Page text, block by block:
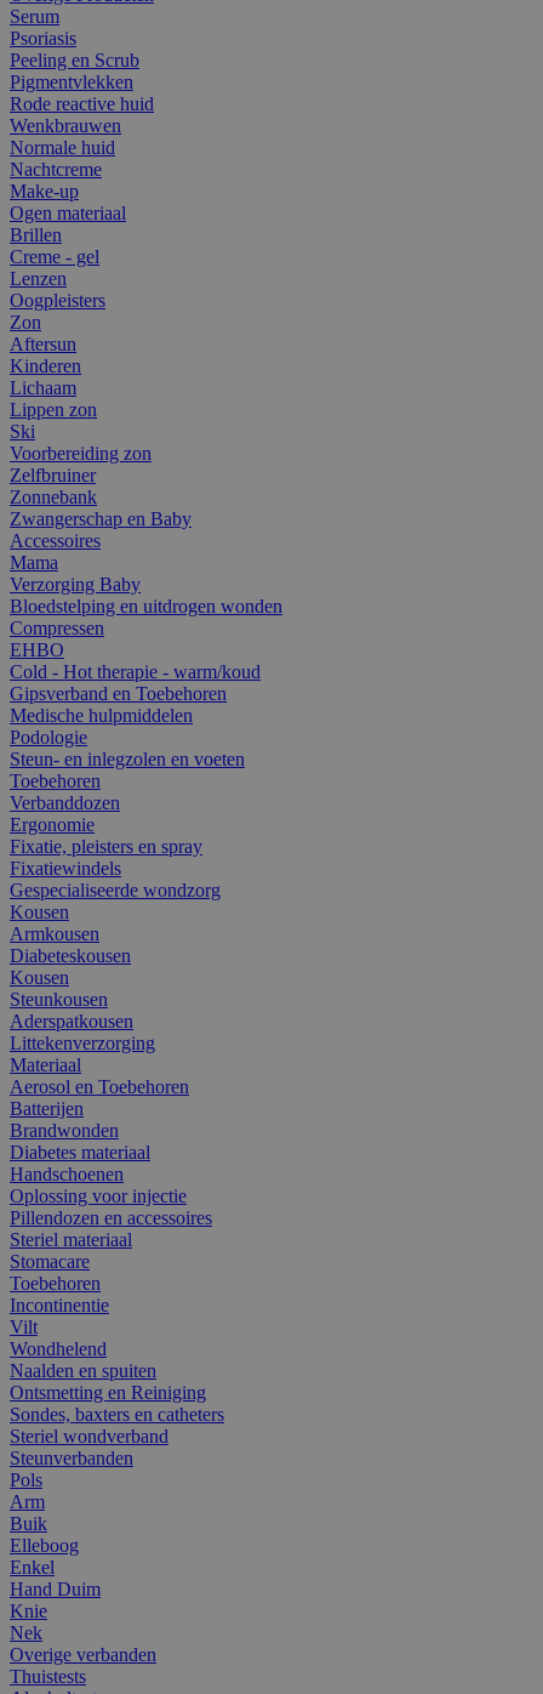
Serum
Psoriasis
Peeling en Scrub
Pigmentvlekken
Rode reactive huid
Wenkbrauwen
Normale huid
Nachtcreme
Make-up
Ogen materiaal
Brillen
Creme - gel
Lenzen
Oogpleisters
Zon
Aftersun
Kinderen
Lichaam
Lippen zon
Ski
Voorbereiding zon
Zelfbruiner
Zonnebank
Zwangerschap en Baby
Accessoires
Mama
Verzorging Baby
Bloedstelping en uitdrogen wonden
Compressen
EHBO
Cold - Hot therapie - warm/koud
Gipsverband en Toebehoren
Medische hulpmiddelen
Podologie
Steun- en inlegzolen en voeten
Toebehoren
Verbanddozen
Ergonomie
Fixatie, pleisters en spray
Fixatiewindels
Gespecialiseerde wondzorg
Kousen
Armkousen
Diabeteskousen
Kousen
Steunkousen
Aderspatkousen
Littekenverzorging
Materiaal
Aerosol en Toebehoren
Batterijen
Brandwonden
Diabetes materiaal
Handschoenen
Oplossing voor injectie
Pillendozen en accessoires
Steriel materiaal
Stomacare
Toebehoren
Incontinentie
Vilt
Wondhelend
Naalden en spuiten
Ontsmetting en Reiniging
Sondes, baxters en catheters
Steriel wondverband
Steunverbanden
Pols
Arm
Buik
Elleboog
Enkel
Hand Duim
Knie
Nek
Overige verbanden
Thuistests